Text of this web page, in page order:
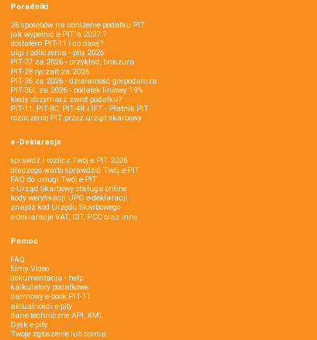
Poradniki
26 sposobów na obniżenie podatku PIT
jak wypełnić e-PIT'a 2027 ?
dostałem PIT-11 i co dalej?
ulgi i odliczenia - pity 2026
PIT-37 za 2026 - przykład, broszura
PIT-28 ryczałt za 2026
PIT-36 za 2026 - działalność gospodarcza
PIT-36L za 2026 - podatek liniowy 19%
kiedy otrzymasz zwrot podatku?
PIT-11, PIT-8C, PIT-4R i IFT - Płatnik PIT
rozliczenie PIT przez urząd skarbowy
e-Deklaracje
sprawdź i rozlicz Twój e PIT 2026
dlaczego warto sprawdzić Twój e-PIT
FAQ do usługi Twój e-PIT
e-Urząd Skarbowy obsługa online
kody weryfikacji UPO e-deklaracji
znajdź kod Urzędu Skarbowego
e-deklaracje VAT, CIT, PCC oraz inne
Pomoc
FAQ
filmy Video
dokumentacja - help
kalkulatory podatkowe
darmowy e-book PIT-11
aktualności e-pity
dane techniczne API, XML
Dysk e-pity
Twoje zgłoszenie lub opinia